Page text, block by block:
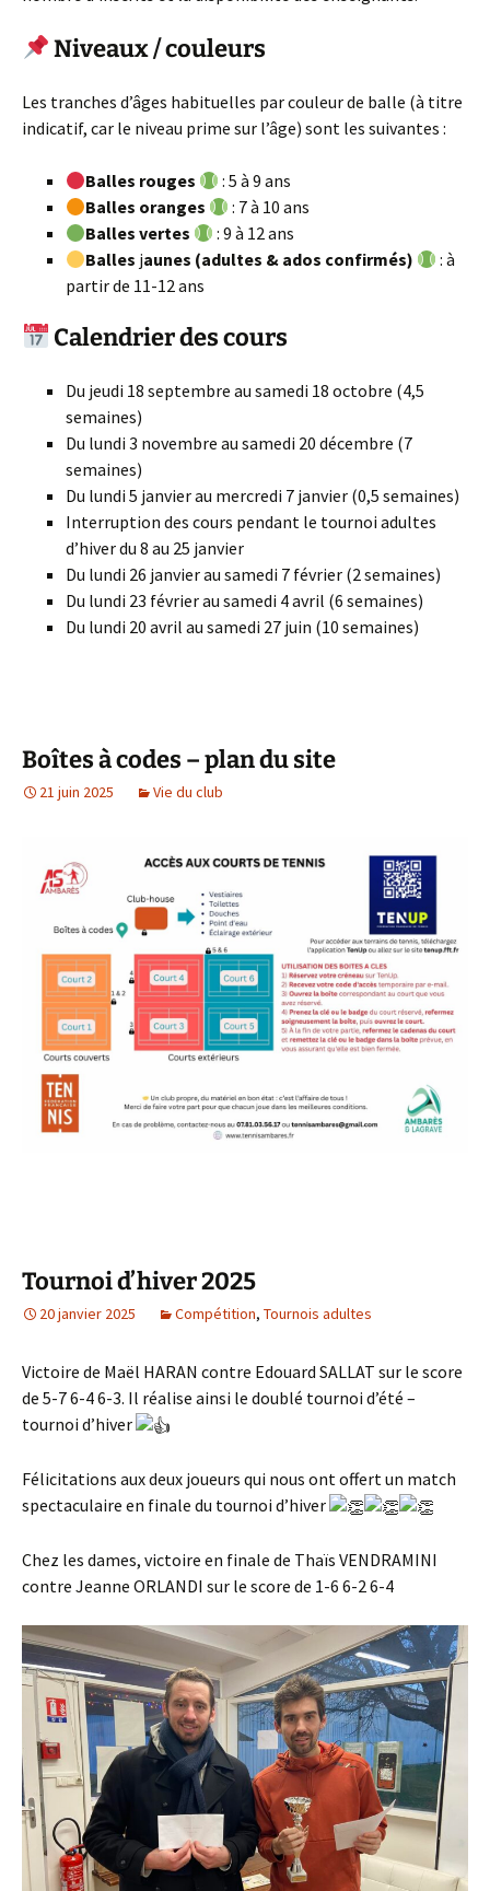
Niveaux / couleurs
Les tranches d’âges habituelles par couleur de balle (à titre
indicatif, car le niveau prime sur l’âge) sont les suivantes :
Balles rouges
: 5 à 9 ans
Balles oranges
: 7 à 10 ans
Balles vertes
: 9 à 12 ans
Balles jaunes (adultes & ados confirmés)
: à
partir de 11-12 ans
Calendrier des cours
Du jeudi 18 septembre au samedi 18 octobre (4,5
semaines)
Du lundi 3 novembre au samedi 20 décembre (7
semaines)
Du lundi 5 janvier au mercredi 7 janvier (0,5 semaines)
Interruption des cours pendant le tournoi adultes
d’hiver du 8 au 25 janvier
Du lundi 26 janvier au samedi 7 février (2 semaines)
Du lundi 23 février au samedi 4 avril (6 semaines)
Du lundi 20 avril au samedi 27 juin (10 semaines)
Boîtes à codes – plan du site
21 juin 2025 Vie du club
Tournoi d’hiver 2025
20 janvier 2025 Compétition, Tournois adultes
Victoire de Maël HARAN contre Edouard SALLAT sur le score
de 5-7 6-4 6-3. Il réalise ainsi le doublé tournoi d’été –
tournoi d’hiver
Félicitations aux deux joueurs qui nous ont offert un match
spectaculaire en finale du tournoi d’hiver
Chez les dames, victoire en finale de Thaïs VENDRAMINI
contre Jeanne ORLANDI sur le score de 1-6 6-2 6-4